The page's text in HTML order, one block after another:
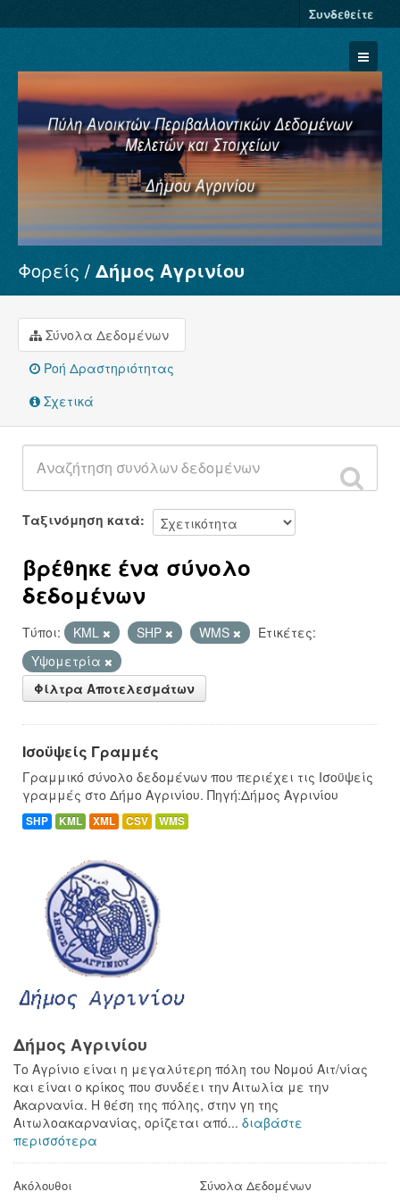
Συνδεθείτε
Σύνολα Δεδομένων
Φορείς
Ομάδες
Σχετικά
Φορείς Δήμος Αγρινίου
Σύνολα Δεδομένων
Ροή Δραστηριότητας
Σχετικά
Ταξινόμηση κατά
βρέθηκε ένα σύνολο
δεδομένων
Τύποι: KML SHP WMS
Ετικέτες:
Υψομετρία
Φίλτρα Αποτελεσμάτων
Ισοϋψείς Γραμμές
Γραμμικό σύνολο δεδομένων που περιέχει τις Ισοϋψείς
γραμμές στο Δήμο Αγρινίου. Πηγή:Δήμος Αγρινίου
SHP KML XML CSV WMS
Δήμος Αγρινίου
Το Αγρίνιο είναι η μεγαλύτερη πόλη του Νομού Αιτ/νίας
και είναι ο κρίκος που συνδέει την Αιτωλία με την
Ακαρνανία. Η θέση της πόλης, στην γη της
Αιτωλοακαρνανίας, ορίζεται από... διαβάστε
περισσότερα
Ακόλουθοι Σύνολα Δεδομένων